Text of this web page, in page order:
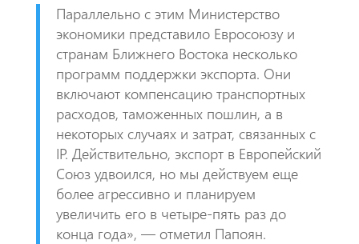
​Параллельно с этим Министерство
экономики представило Евросоюзу и
странам Ближнего Востока несколько
программ поддержки экспорта. Они
включают компенсацию транспортных
расходов, таможенных пошлин, а в
некоторых случаях и затрат, связанных с
IP. Действительно, экспорт в Европейский
Союз удвоился, но мы действуем еще
более агрессивно и планируем
увеличить его в четыре-пять раз до
конца года», — отметил Папоян.